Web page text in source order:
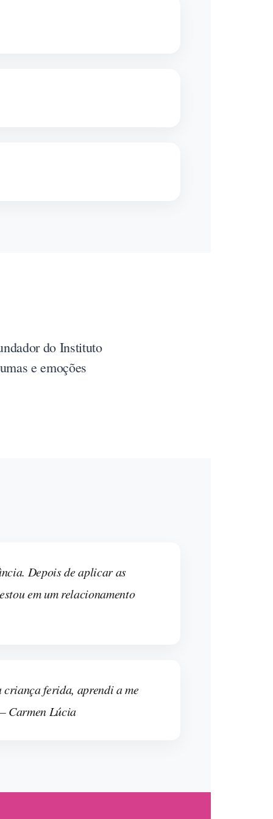
do Instituto
e emoções
Depois de aplicar as
em um relacionamento
criança ferida, aprendi a me
Carmen Lúcia